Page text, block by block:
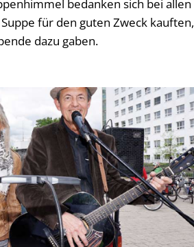
bedanken sich bei allen
für den guten Zweck kauften,
dazu gaben.